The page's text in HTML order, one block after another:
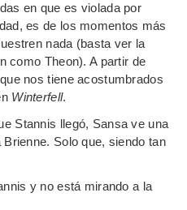
en que es violada por
es de los momentos más
nada (basta ver la
como Theon). A partir de
nos tiene acostumbrados
Winterfell.
Stannis llegó, Sansa ve una
Solo que, siendo tan
y no está mirando a la